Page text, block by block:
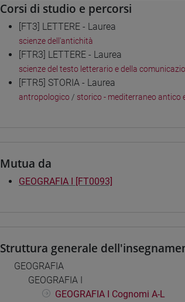
Corsi di studio e percorsi
[FT3] LETTERE - Laurea
scienze dell'antichità
[FTR3] LETTERE - Laurea
scienze del testo letterario e della
[FTR5] STORIA - Laurea
antropologico / storico - mediterraneo antico
Mutua da
GEOGRAFIA I [FT0093]
Struttura generale
GEOGRAFIA
GEOGRAFIA I
GEOGRAFIA I Cognomi A-L